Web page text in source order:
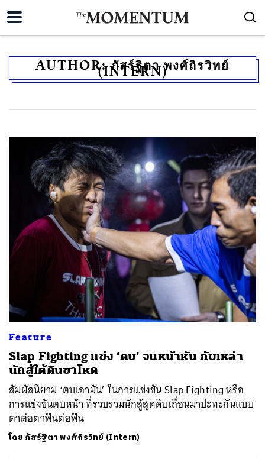
AUTHOR:ภัสร์ฐิตา พงศ์ถิรวิทย์
(INTERN)
Feature
Slap Fighting แข่ง ‘ตบ’ จนหน้าหัน กับเหล่า
นักสู้ใต้ดินขาโหด
สัมผัสนิยาม ‘ตบเอามัน’ ในการแข่งขัน Slap Fighting หรือ
การแข่งขันตบหน้า ที่รวบรวมนักสู้สุดดิบเถื่อนมาปะทะกันแบบ
ตาต่อตาฟันต่อฟัน
โดย ภัสร์ฐิตา พงศ์ถิรวิทย์ (Intern)